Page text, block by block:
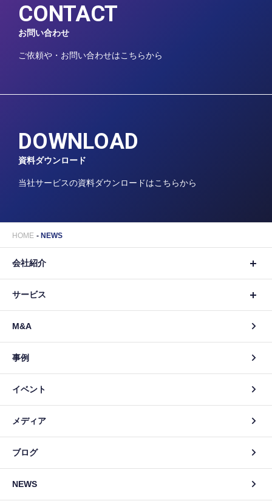
CONTACT
お問い合わせ
ご依頼や・お問い合わせはこちらから
DOWNLOAD
資料ダウンロード
当社サービスの資料ダウンロードはこちらから
HOME NEWS
会社紹介
サービス
M&A
事例
イベント
メディア
ブログ
NEWS